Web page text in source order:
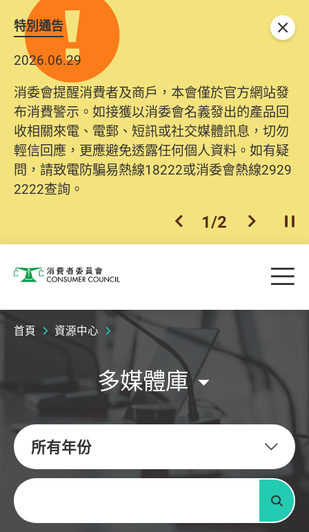
特別通告
2026.06.29
消委會提醒消費者及商戶，本會僅於官方網站發
布消費警示。如接獲以消委會名義發出的產品回
收相關來電、電郵、短訊或社交媒體訊息，切勿
輕信回應，更應避免透露任何個人資料。如有疑
問，請致電防騙易熱線18222或消委會熱線2929
2222查詢。
上一個
2/2 下一個開
關閉
消費者委員會 目
首頁 資源中心
多媒體庫
所有年份
關鍵字
搜尋